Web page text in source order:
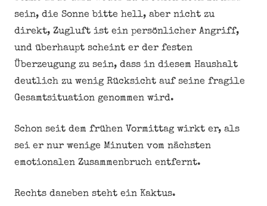
sein, die Sonne bitte hell, aber nicht zu
direkt, Zugluft ist ein persönlicher Angriff,
und überhaupt scheint er der festen
Überzeugung zu sein, dass in diesem Haushalt
deutlich zu wenig Rücksicht auf seine fragile
Gesamtsituation genommen wird.
Schon seit dem frühen Vormittag wirkt er, als
sei er nur wenige Minuten vom nächsten
emotionalen Zusammenbruch entfernt.
Rechts daneben steht ein Kaktus.